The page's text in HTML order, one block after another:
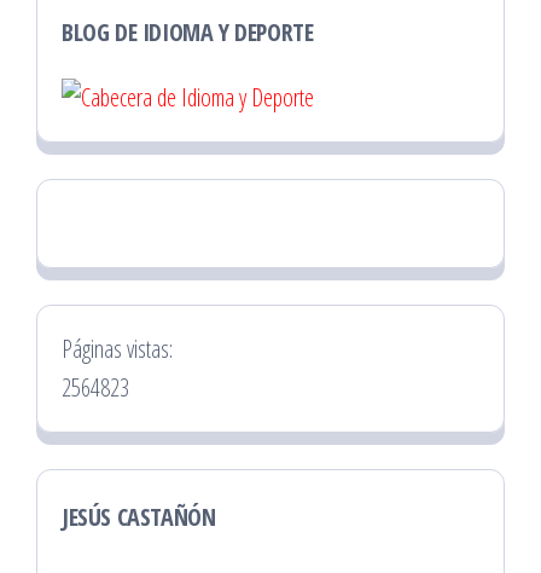
BLOG DE IDIOMA Y DEPORTE
Páginas vistas:
2564823
JESÚS CASTAÑÓN